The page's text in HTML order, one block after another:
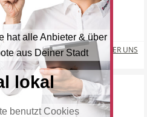
Restaurant
Beauty & Wellness
Hilden
MEHR ÜBER UNS
hat alle Anbieter & über
aus Deiner Stadt
lokal
benutzt Cookies